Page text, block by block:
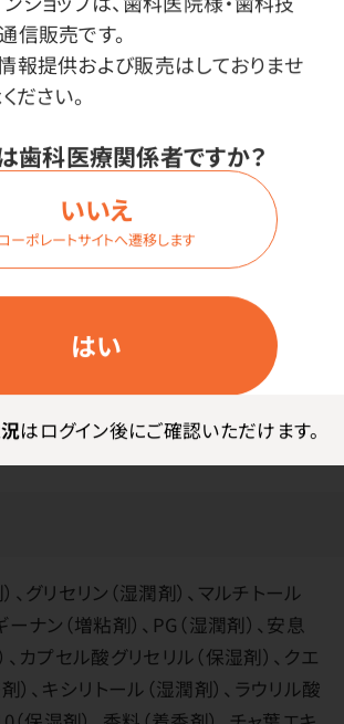
信販売です。
報提供および販売はしておりませ
ださい。
歯科医療関係者ですか？
はい
いいえ
コーポレートサイトへ遷移します
はログイン後にご確認いただけます。
やすいやわらかジェルタイプ
ス・キシリトール・グリセリンなどの保
分のみ使用。
パラベンフリー。
ド
、グリセリン（湿潤剤）、マルチトール
ーナン（増粘剤）、PG（湿潤剤）、安息
カプセル酸グリセリル（保湿剤）、クエ
）、キシリトール（湿潤剤）、ラウリル酸